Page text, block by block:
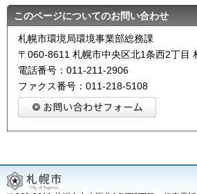
このページについてのお問い合わせ
札幌市環境局環境事業部総務課
〒060-8611 札幌市中央区北1条西2丁目
電話番号：011-211-2906
ファクス番号：011-218-5108